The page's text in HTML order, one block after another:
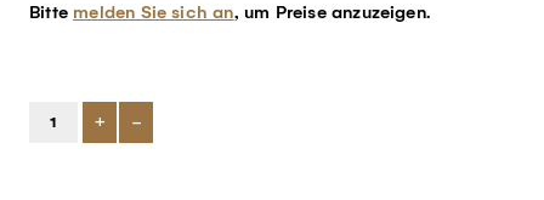
Bitte melden Sie sich an, um Preise anzuzeigen.
+ -